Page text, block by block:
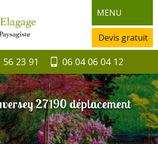
MENU
Devis gratuit
56 23 91 06 04 06 04 12
27190 déplacement